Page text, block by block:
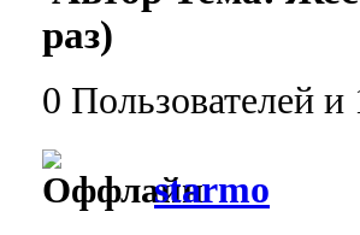
раз)
0 Пользователей
starmo